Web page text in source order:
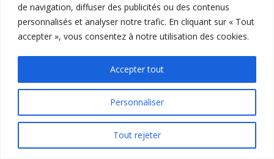
de navigation, diffuser des publicités ou des contenus
personnalisés et analyser notre trafic. En cliquant sur « Tout
accepter », vous consentez à notre utilisation des cookies.
Personnaliser
Tout rejeter
Accepter tout
Magnétiseur guérisseur héréditaire, 30 ans d'expérience
dans le domaine de la guérison. Bertrand souhaite avant
tout partager son don de guérisseur. Bertrand est
également expert en histoire des sciences occultes.
📞